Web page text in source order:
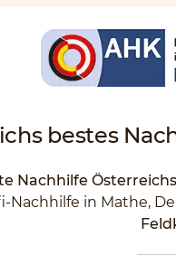
bestes
Nachhilfe
Nachhilfe in Mathe,